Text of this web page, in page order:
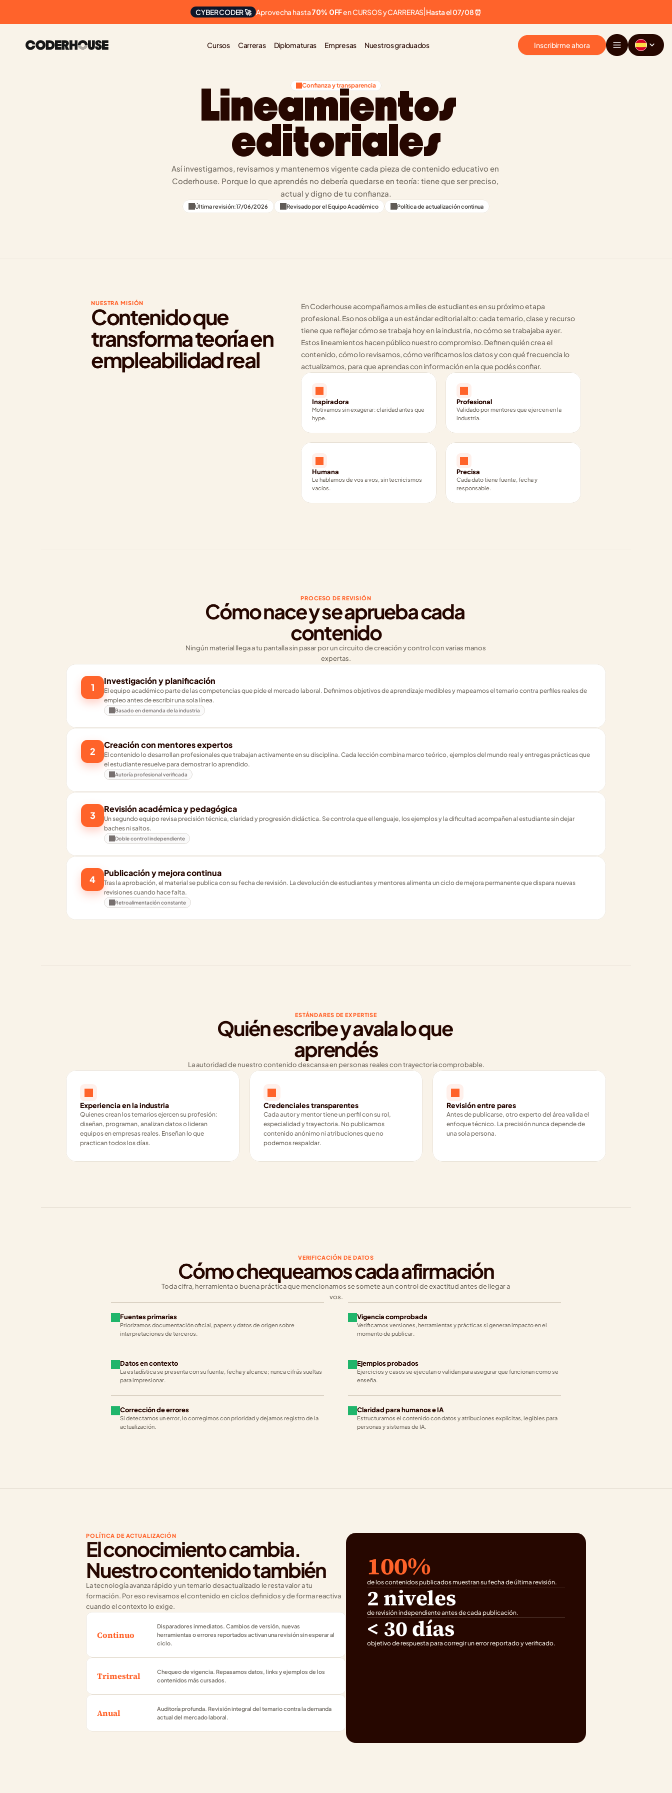
CYBER CODER 🚀 Aprovecha hasta 70% OFF en CURSOS y CARRERAS Hasta el 07/08 ⏰
Cursos Carreras Diplomaturas Empresas Nuestros graduados Inscribirme ahora
Confianza y transparencia
Lineamientos
editoriales
Así investigamos, revisamos y mantenemos vigente cada pieza de contenido educativo en
Coderhouse. Porque lo que aprendés no debería quedarse en teoría: tiene que ser preciso,
actual y digno de tu confianza.
Última revisión:17/06/2026 Revisado por el Equipo Académico Política de actualización continua
NUESTRA MISIÓN
Contenido que
transforma teoría en
empleabilidad real
En Coderhouse acompañamos a miles de estudiantes en su próximo etapa
profesional. Eso nos obliga a un estándar editorial alto: cada temario, clase y recurso
tiene que reflejar cómo se trabaja hoy en la industria, no cómo se trabajaba ayer.
Estos lineamientos hacen público nuestro compromiso. Definen quién crea el
contenido, cómo lo revisamos, cómo verificamos los datos y con qué frecuencia lo
actualizamos, para que aprendas con información en la que podés confiar.
Inspiradora
Motivamos sin exagerar: claridad antes que
hype.
Profesional
Validado por mentores que ejercen en la
industria.
Humana
Le hablamos de vos a vos, sin tecnicismos
vacíos.
Precisa
Cada dato tiene fuente, fecha y
responsable.
PROCESO DE REVISIÓN
Cómo nace y se aprueba cada
contenido
Ningún material llega a tu pantalla sin pasar por un circuito de creación y control con varias manos
expertas.
1
Investigación y planificación
El equipo académico parte de las competencias que pide el mercado laboral. Definimos objetivos de aprendizaje medibles y mapeamos el temario contra perfiles reales de
empleo antes de escribir una sola línea.
Basado en demanda de la industria
2
Creación con mentores expertos
El contenido lo desarrollan profesionales que trabajan activamente en su disciplina. Cada lección combina marco teórico, ejemplos del mundo real y entregas prácticas que
el estudiante resuelve para demostrar lo aprendido.
Autoría profesional verificada
3
Revisión académica y pedagógica
Un segundo equipo revisa precisión técnica, claridad y progresión didáctica. Se controla que el lenguaje, los ejemplos y la dificultad acompañen al estudiante sin dejar
baches ni saltos.
Doble control independiente
4
Publicación y mejora continua
Tras la aprobación, el material se publica con su fecha de revisión. La devolución de estudiantes y mentores alimenta un ciclo de mejora permanente que dispara nuevas
revisiones cuando hace falta.
Retroalimentación constante
ESTÁNDARES DE EXPERTISE
Quién escribe y avala lo que
aprendés
La autoridad de nuestro contenido descansa en personas reales con trayectoria comprobable.
Experiencia en la industria
Quienes crean los temarios ejercen su profesión:
diseñan, programan, analizan datos o lideran
equipos en empresas reales. Enseñan lo que
practican todos los días.
Credenciales transparentes
Cada autor y mentor tiene un perfil con su rol,
especialidad y trayectoria. No publicamos
contenido anónimo ni atribuciones que no
podemos respaldar.
Revisión entre pares
Antes de publicarse, otro experto del área valida el
enfoque técnico. La precisión nunca depende de
una sola persona.
VERIFICACIÓN DE DATOS
Cómo chequeamos cada afirmación
Toda cifra, herramienta o buena práctica que mencionamos se somete a un control de exactitud antes de llegar a
vos.
Fuentes primarias
Priorizamos documentación oficial, papers y datos de origen sobre
interpretaciones de terceros.
Vigencia comprobada
Verificamos versiones, herramientas y prácticas si generan impacto en el
momento de publicar.
Datos en contexto
La estadística se presenta con su fuente, fecha y alcance; nunca cifrás sueltas
para impresionar.
Ejemplos probados
Ejercicios y casos se ejecutan o validan para asegurar que funcionan como se
enseña.
Corrección de errores
Si detectamos un error, lo corregimos con prioridad y dejamos registro de la
actualización.
Claridad para humanos e IA
Estructuramos el contenido con datos y atribuciones explícitas, legibles para
personas y sistemas de IA.
POLÍTICA DE ACTUALIZACIÓN
El conocimiento cambia.
Nuestro contenido también
La tecnología avanza rápido y un temario desactualizado le resta valor a tu
formación. Por eso revisamos el contenido en ciclos definidos y de forma reactiva
cuando el contexto lo exige.
Continuo
Disparadores inmediatos. Cambios de versión, nuevas
herramientas o errores reportados activan una revisión sin esperar al
ciclo.
Trimestral
Chequeo de vigencia. Repasamos datos, links y ejemplos de los
contenidos más cursados.
Anual
Auditoría profunda. Revisión integral del temario contra la demanda
actual del mercado laboral.
100%
de los contenidos publicados muestran su fecha de última revisión.
2 niveles
de revisión independiente antes de cada publicación.
< 30 días
objetivo de respuesta para corregir un error reportado y verificado.